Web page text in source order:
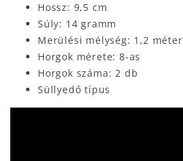
Hossz: 9,5 cm
Súly: 14 gramm
Merülési mélység: 1,2 méter
Horgok mérete: 8-as
Horgok száma: 2 db
Süllyedő típus